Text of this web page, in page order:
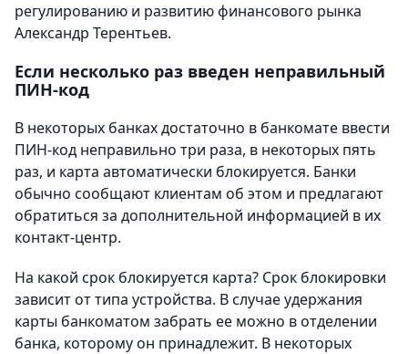
регулированию и развитию финансового рынка
Александр Терентьев.
Если несколько раз введен неправильный
ПИН-код
В некоторых банках достаточно в банкомате ввести
ПИН-код неправильно три раза, в некоторых пять
раз, и карта автоматически блокируется. Банки
обычно сообщают клиентам об этом и предлагают
обратиться за дополнительной информацией в их
контакт-центр.
На какой срок блокируется карта? Срок блокировки
зависит от типа устройства. В случае удержания
карты банкоматом забрать ее можно в отделении
банка, которому он принадлежит. В некоторых